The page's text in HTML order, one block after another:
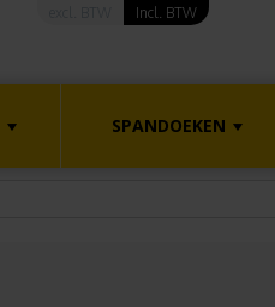
SPANDOEKEN
Incl. BTW